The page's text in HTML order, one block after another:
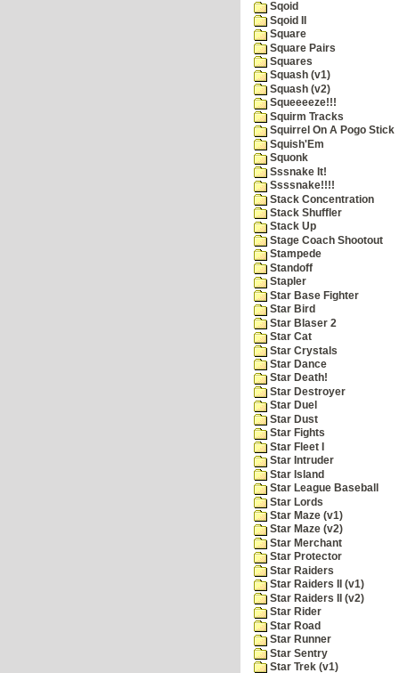
Sqoid
Sqoid II
Square
Square Pairs
Squares
Squash (v1)
Squash (v2)
Squeeeeze!!!
Squirm Tracks
Squirrel On A Pogo Stick
Squish'Em
Squonk
Sssnake It!
Ssssnake!!!!
Stack Concentration
Stack Shuffler
Stack Up
Stage Coach Shootout
Stampede
Standoff
Stapler
Star Base Fighter
Star Bird
Star Blaser 2
Star Cat
Star Crystals
Star Dance
Star Death!
Star Destroyer
Star Duel
Star Dust
Star Fights
Star Fleet I
Star Intruder
Star Island
Star League Baseball
Star Lords
Star Maze (v1)
Star Maze (v2)
Star Merchant
Star Protector
Star Raiders
Star Raiders II (v1)
Star Raiders II (v2)
Star Rider
Star Road
Star Runner
Star Sentry
Star Trek (v1)